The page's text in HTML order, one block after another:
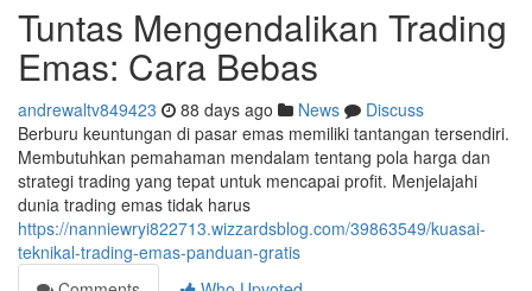
Tuntas Mengendalikan Trading
Emas: Cara Bebas
andrewaltv849423 88 days ago News
Discuss
Berburu keuntungan di pasar emas memiliki tantangan tersendiri.
Membutuhkan pemahaman mendalam tentang pola harga dan
strategi trading yang tepat untuk mencapai profit. Menjelajahi
dunia trading emas tidak harus
https://nanniewryi822713.wizzardsblog.com/39863549/kuasai-
teknikal-trading-emas-panduan-gratis